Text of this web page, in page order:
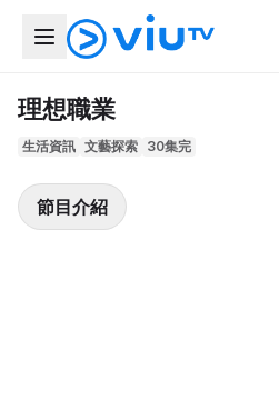
理想職業
生活資訊 文藝探索 30集完
節目介紹